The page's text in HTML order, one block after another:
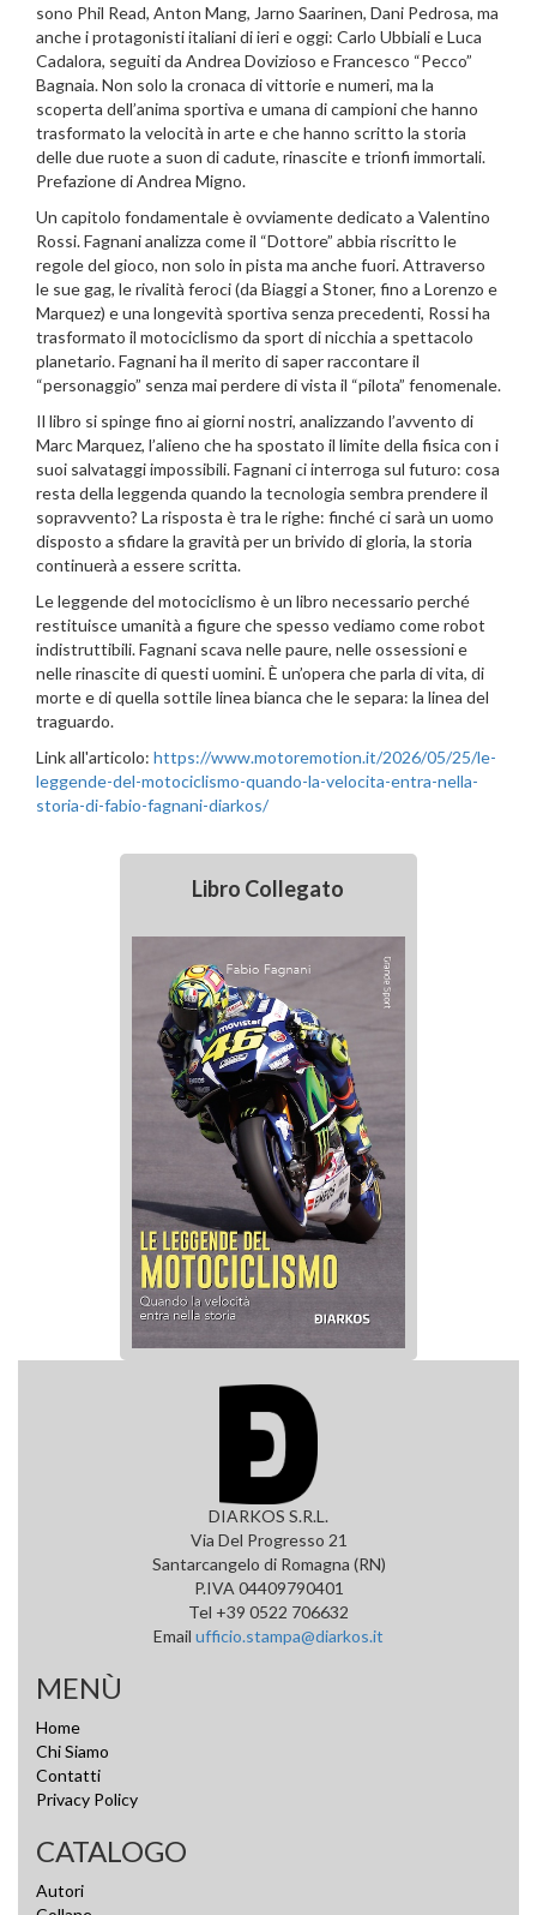
sono Phil Read, Anton Mang, Jarno Saarinen, Dani Pedrosa, ma
anche i protagonisti italiani di ieri e oggi: Carlo Ubbiali e Luca
Cadalora, seguiti da Andrea Dovizioso e Francesco “Pecco”
Bagnaia. Non solo la cronaca di vittorie e numeri, ma la
scoperta dell’anima sportiva e umana di campioni che hanno
trasformato la velocità in arte e che hanno scritto la storia
delle due ruote a suon di cadute, rinascite e trionfi immortali.
Prefazione di Andrea Migno.
Un capitolo fondamentale è ovviamente dedicato a Valentino
Rossi. Fagnani analizza come il “Dottore” abbia riscritto le
regole del gioco, non solo in pista ma anche fuori. Attraverso
le sue gag, le rivalità feroci (da Biaggi a Stoner, fino a Lorenzo e
Marquez) e una longevità sportiva senza precedenti, Rossi ha
trasformato il motociclismo da sport di nicchia a spettacolo
planetario. Fagnani ha il merito di saper raccontare il
“personaggio” senza mai perdere di vista il “pilota” fenomenale.
Il libro si spinge fino ai giorni nostri, analizzando l’avvento di
Marc Marquez, l’alieno che ha spostato il limite della fisica con i
suoi salvataggi impossibili. Fagnani ci interroga sul futuro: cosa
resta della leggenda quando la tecnologia sembra prendere il
sopravvento? La risposta è tra le righe: finché ci sarà un uomo
disposto a sfidare la gravità per un brivido di gloria, la storia
continuerà a essere scritta.
Le leggende del motociclismo è un libro necessario perché
restituisce umanità a figure che spesso vediamo come robot
indistruttibili. Fagnani scava nelle paure, nelle ossessioni e
nelle rinascite di questi uomini. È un’opera che parla di vita, di
morte e di quella sottile linea bianca che le separa: la linea del
traguardo.
Link all'articolo: https://www.motoremotion.it/2026/05/25/le-
leggende-del-motociclismo-quando-la-velocita-entra-nella-
storia-di-fabio-fagnani-diarkos/
Libro Collegato
DIARKOS S.R.L.
Via Del Progresso 21
Santarcangelo di Romagna (RN)
P.IVA 04409790401
Tel +39 0522 706632
Email ufficio.stampa@diarkos.it
MENÙ
Home
Chi Siamo
Contatti
Privacy Policy
CATALOGO
Autori